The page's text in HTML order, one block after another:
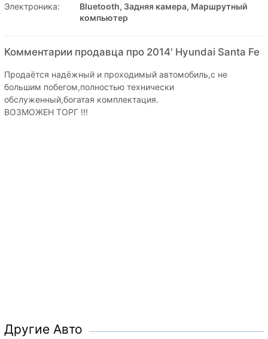
Электроника:
Bluetooth, Задняя камера, Маршрутный
компьютер
Комментарии продавца про 2014' Hyundai Santa Fe
Продаётся надёжный и проходимый автомобиль,с не
большим побегом,полностью технически
обслуженный,богатая комплектация.
ВОЗМОЖЕН ТОРГ !!!
Другие Авто